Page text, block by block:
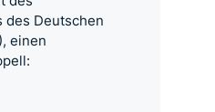
des Deutschen
einen